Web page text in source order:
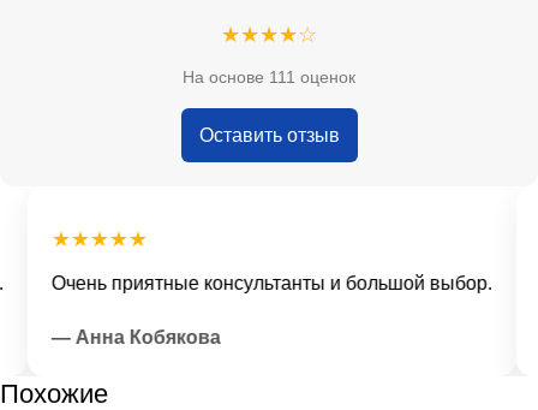
★★★★☆
На основе 111 оценок
Оставить отзыв
★★★★★
Очень приятные консультанты и большой выбор.
— Анна Кобякова
Похожие